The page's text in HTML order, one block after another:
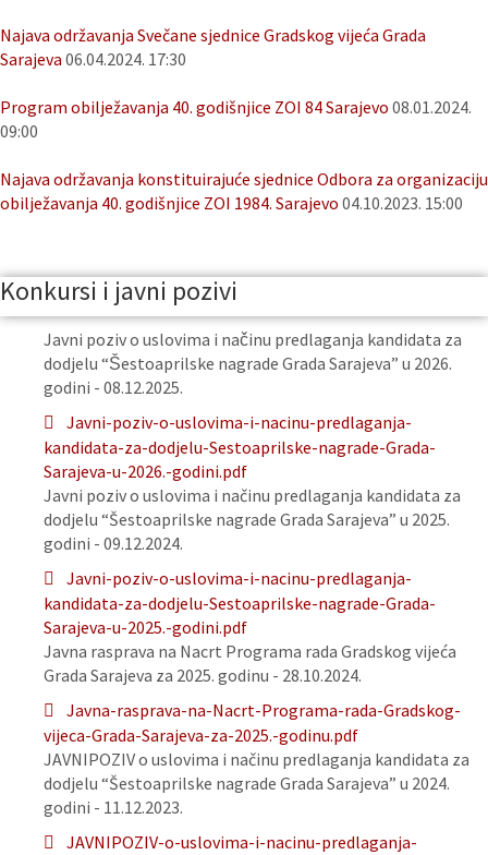
Najava održavanja Svečane sjednice Gradskog vijeća Grada
Sarajeva 06.04.2024. 17:30
Program obilježavanja 40. godišnjice ZOI 84 Sarajevo 08.01.2024.
09:00
Najava održavanja konstituirajuće sjednice Odbora za organizaciju
obilježavanja 40. godišnjice ZOI 1984. Sarajevo 04.10.2023. 15:00
Konkursi i javni pozivi
Javni poziv o uslovima i načinu predlaganja kandidata za
dodjelu “Šestoaprilske nagrade Grada Sarajeva” u 2026.
godini - 08.12.2025.
Javni-poziv-o-uslovima-i-nacinu-predlaganja-
kandidata-za-dodjelu-Sestoaprilske-nagrade-Grada-
Sarajeva-u-2026.-godini.pdf
Javni poziv o uslovima i načinu predlaganja kandidata za
dodjelu “Šestoaprilske nagrade Grada Sarajeva” u 2025.
godini - 09.12.2024.
Javni-poziv-o-uslovima-i-nacinu-predlaganja-
kandidata-za-dodjelu-Sestoaprilske-nagrade-Grada-
Sarajeva-u-2025.-godini.pdf
Javna rasprava na Nacrt Programa rada Gradskog vijeća
Grada Sarajeva za 2025. godinu - 28.10.2024.
Javna-rasprava-na-Nacrt-Programa-rada-Gradskog-
vijeca-Grada-Sarajeva-za-2025.-godinu.pdf
JAVNIPOZIV o uslovima i načinu predlaganja kandidata za
dodjelu “Šestoaprilske nagrade Grada Sarajeva” u 2024.
godini - 11.12.2023.
JAVNIPOZIV-o-uslovima-i-nacinu-predlaganja-